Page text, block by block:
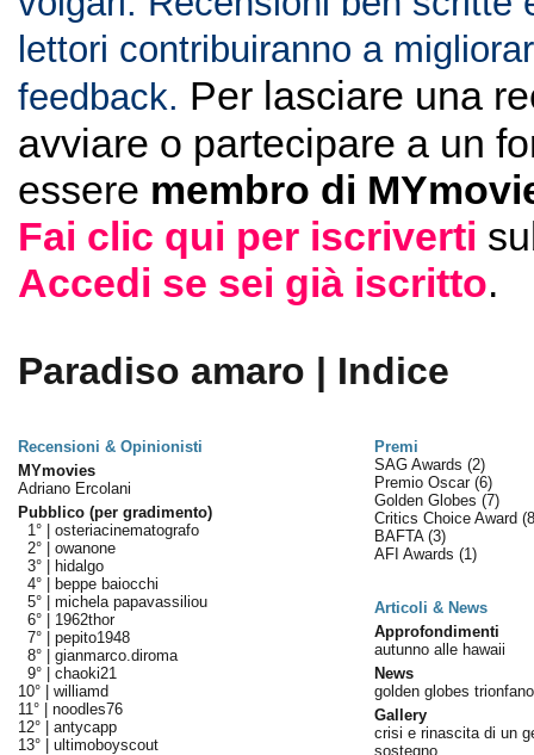
lettori contribuiranno a
feedback. Per lasciare una
avviare o partecipare a un
essere membro di
Fai clic qui per iscriverti
Accedi se sei già iscritto.
Paradiso amaro | Indice
Recensioni & Opinionisti
Premi
MYmovies
Adriano Ercolani
Pubblico (per gradimento)
1° | osteriacinematografo
2° | owanone
3° |
hidalgo
4° |
beppe baiocchi
5° | michela papavassiliou
6° | 1962thor
7° | pepito1948
8° | gianmarco.diroma
9° | chaoki21
10° | williamd
11° | noodles76
12° | antycapp
13° | ultimoboyscout
SAG Awards (2)
Premio Oscar (6)
Golden Globes (7)
Critics Choice Award
BAFTA (3)
AFI Awards (1)
Articoli & News
Approfondimenti
autunno alle hawaii
News
golden globes
Gallery
crisi e rinascita di un
sostegno